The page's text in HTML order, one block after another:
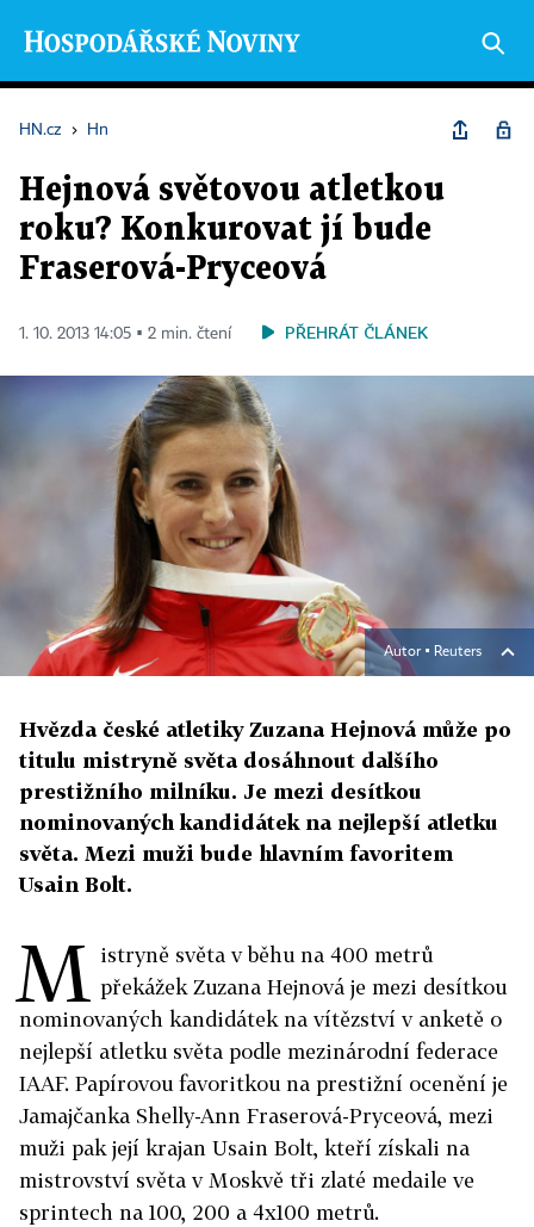
HN.cz › Hn
Hejnová světovou atletkou
roku? Konkurovat jí bude
Fraserová-Pryceová
1. 10. 2013 14:05 ▪ 2 min. čtení PŘEHRÁT ČLÁNEK
Autor ▪ Reuters
Hvězda české atletiky Zuzana Hejnová může po
titulu mistryně světa dosáhnout dalšího
prestižního milníku. Je mezi desítkou
nominovaných kandidátek na nejlepší atletku
světa. Mezi muži bude hlavním favoritem
Usain Bolt.
M istryně světa v běhu na 400 metrů
překážek Zuzana Hejnová je mezi desítkou
nominovaných kandidátek na vítězství v anketě o
nejlepší atletku světa podle mezinárodní federace
IAAF. Papírovou favoritkou na prestižní ocenění je
Jamajčanka Shelly-Ann Fraserová-Pryceová, mezi
muži pak její krajan Usain Bolt, kteří získali na
mistrovství světa v Moskvě tři zlaté medaile ve
sprintech na 100, 200 a 4x100 metrů.